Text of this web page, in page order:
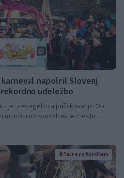
karneval napolnil Slovenj
udeležbo
je presegel vsa pričakovanja. Ob
množici obiskovalcev je mesto
volji.
Ravne na Koroškem